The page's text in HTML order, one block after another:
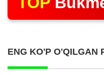
ENG KO'P O'QILGAN